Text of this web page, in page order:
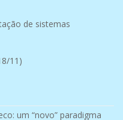
de sistemas
11)
um “novo” paradigma